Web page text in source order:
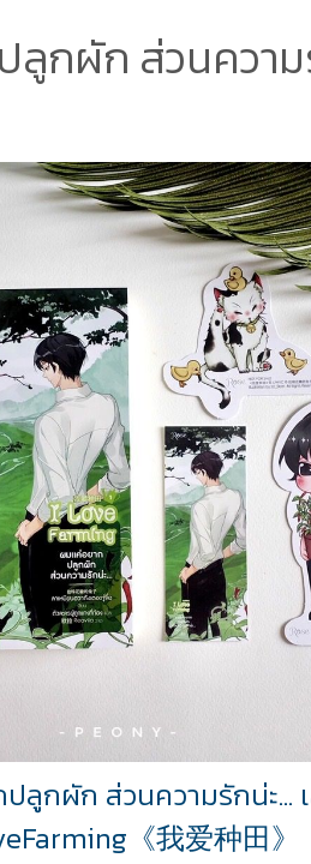
กผัก ส่วนความ
ลูกผัก ส่วนความรักน่ะ...
《我爱种田》